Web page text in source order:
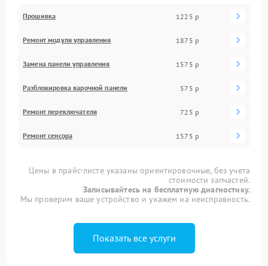
Прошивка 1225 р
Ремонт модуля управления 1875 р
Замена панели управления 1575 р
Разблокировка варочной панели 575 р
Ремонт переключателя 725 р
Ремонт сенсора 1575 р
Цены в прайс-листе указаны ориентировочные, без учета
стоимости запчастей.
Записывайтесь на бесплатную диагностику.
Мы проверим ваше устройство и укажем на неисправность.
Показать все услуги